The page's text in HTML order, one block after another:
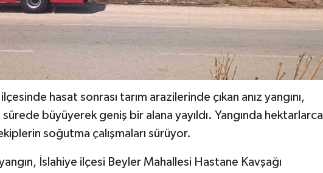
hasat sonrası tarım arazilerinde çıkan anız yangını,
sürede büyüyerek geniş bir alana yayıldı. Yangında hektarlarca
soğutma çalışmaları sürüyor.
İslahiye ilçesi Beyler Mahallesi Hastane Kavşağı